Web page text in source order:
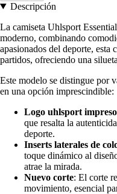
Descripción
La camiseta Uhlsport
moderno, combinando
apasionados del deporte, esta
partidos, ofreciendo una
Este modelo se distingue por
en una opción imprescindible:
Logo uhlsport
que resalta la
deporte.
Inserts laterales de
toque dinámico al
atrae la mirada.
Nuevo corte: El corte
movimiento, esencial